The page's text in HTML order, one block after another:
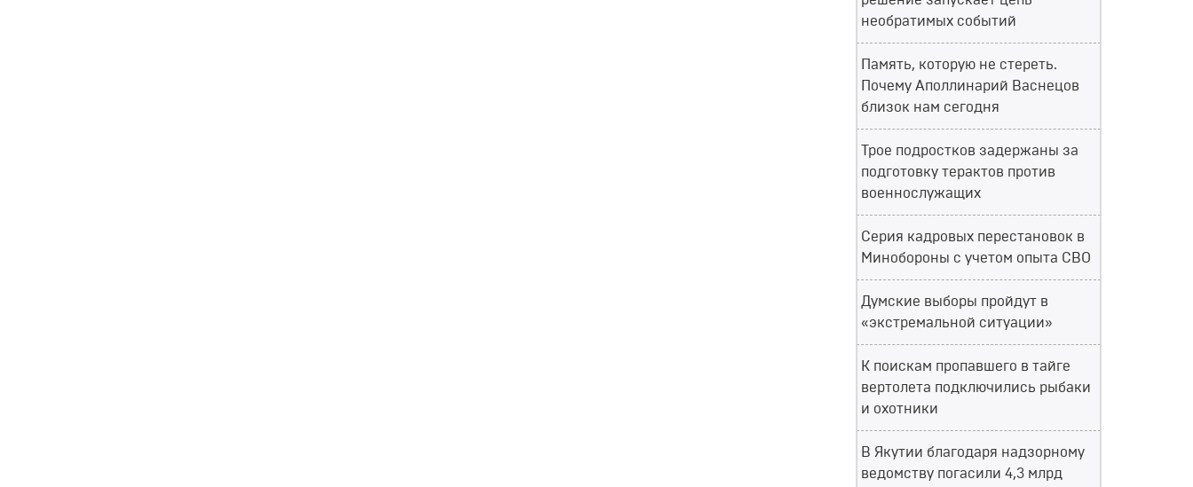
необратимых событий
Память, которую не стереть.
Почему Аполлинарий Васнецов
близок нам сегодня
Трое подростков задержаны за
подготовку терактов против
военнослужащих
Серия кадровых перестановок в
Минобороны с учетом опыта СВО
Думские выборы пройдут в
«экстремальной ситуации»
К поискам пропавшего в тайге
вертолета подключились рыбаки
и охотники
В Якутии благодаря надзорному
ведомству погасили 4,3 млрд